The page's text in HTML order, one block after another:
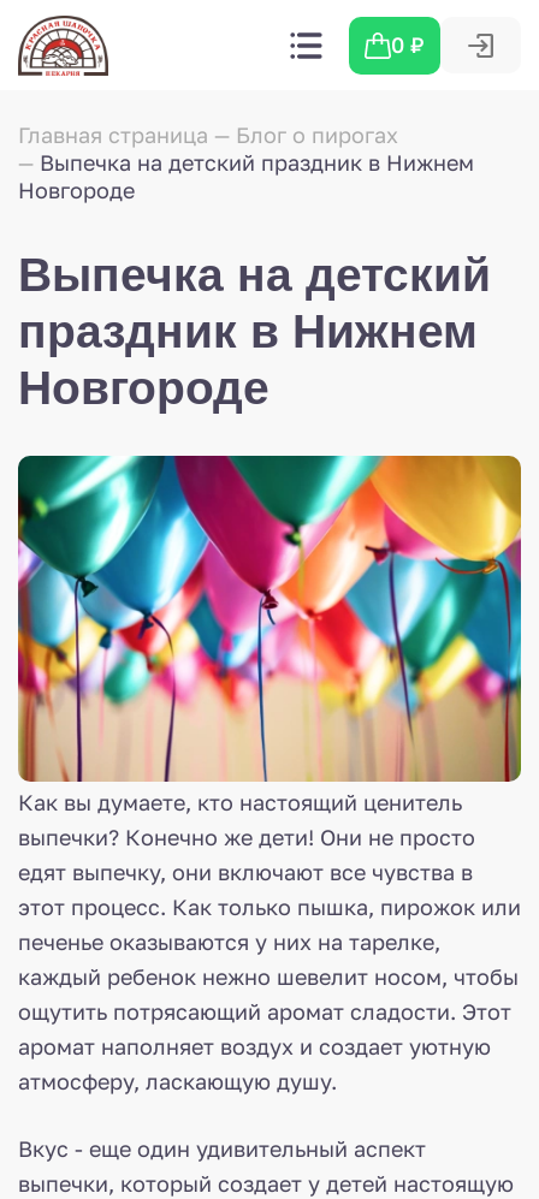
0 ₽
Главная страница
Блог о пирогах
Выпечка на детский праздник в Нижнем
Новгороде
Выпечка на детский
праздник в Нижнем
Новгороде
Как вы думаете, кто настоящий ценитель
выпечки? Конечно же дети! Они не просто
едят выпечку, они включают все чувства в
этот процесс. Как только пышка, пирожок или
печенье оказываются у них на тарелке,
каждый ребенок нежно шевелит носом, чтобы
ощутить потрясающий аромат сладости. Этот
аромат наполняет воздух и создает уютную
атмосферу, ласкающую душу.
Вкус - еще один удивительный аспект
выпечки, который создает у детей настоящую